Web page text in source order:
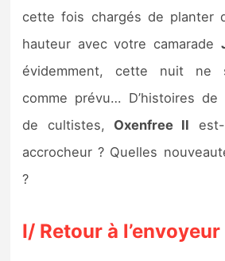
Tests d’accessoires
Autres tests
Previews
Précommandes
Sorties de jeux
cette fois chargés de planter
hauteur avec votre camarade
évidemment, cette nuit ne
comme prévu… D’histoires
de cultistes, Oxenfree II
accrocheur ? Quelles
?
I/ Retour à l’envoyeur